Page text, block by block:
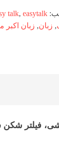
talk, easytalk
, زبان, زبان اکبر
فیلتر